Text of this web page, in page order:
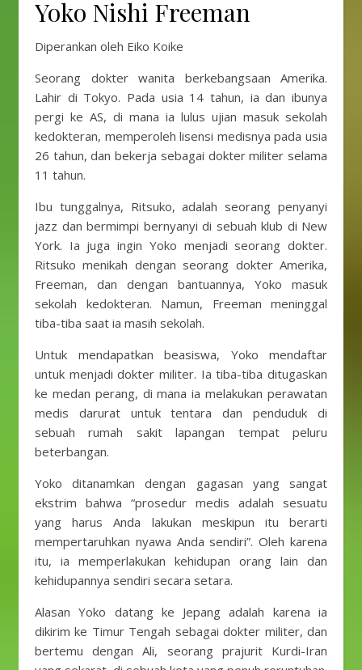
Yoko Nishi Freeman
Diperankan oleh Eiko Koike
Seorang dokter wanita berkebangsaan Amerika.
Lahir di Tokyo. Pada usia 14 tahun, ia dan ibunya
pergi ke AS, di mana ia lulus ujian masuk sekolah
kedokteran, memperoleh lisensi medisnya pada usia
26 tahun, dan bekerja sebagai dokter militer selama
11 tahun.
Ibu tunggalnya, Ritsuko, adalah seorang penyanyi
jazz dan bermimpi bernyanyi di sebuah klub di New
York. Ia juga ingin Yoko menjadi seorang dokter.
Ritsuko menikah dengan seorang dokter Amerika,
Freeman, dan dengan bantuannya, Yoko masuk
sekolah kedokteran. Namun, Freeman meninggal
tiba-tiba saat ia masih sekolah.
Untuk mendapatkan beasiswa, Yoko mendaftar
untuk menjadi dokter militer. Ia tiba-tiba ditugaskan
ke medan perang, di mana ia melakukan perawatan
medis darurat untuk tentara dan penduduk di
sebuah rumah sakit lapangan tempat peluru
beterbangan.
Yoko ditanamkan dengan gagasan yang sangat
ekstrim bahwa “prosedur medis adalah sesuatu
yang harus Anda lakukan meskipun itu berarti
mempertaruhkan nyawa Anda sendiri”. Oleh karena
itu, ia memperlakukan kehidupan orang lain dan
kehidupannya sendiri secara setara.
Alasan Yoko datang ke Jepang adalah karena ia
dikirim ke Timur Tengah sebagai dokter militer, dan
bertemu dengan Ali, seorang prajurit Kurdi-Iran